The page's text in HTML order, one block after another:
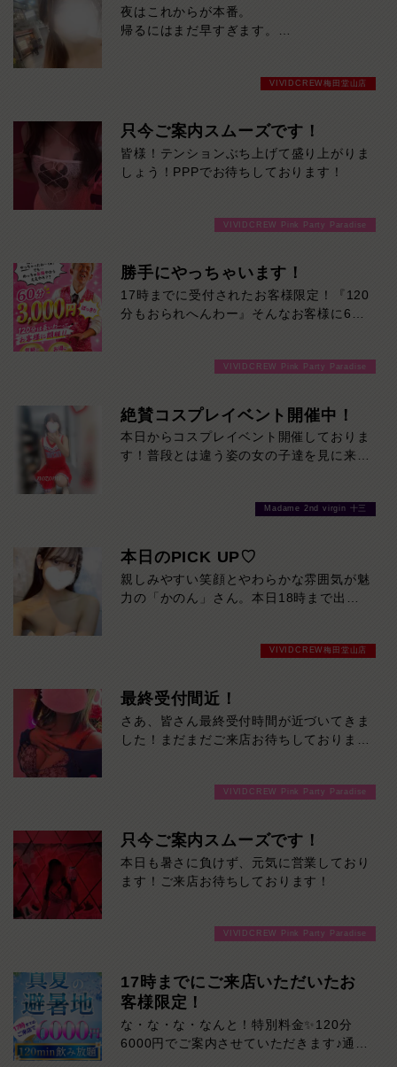
夜はこれからが本番。
帰るにはまだ早すぎます。
VIVIDCREW梅田堂山店
只今ご案内スムーズです！
皆様！テンションぶち上げて盛り上がりま
しょう！PPPでお待ちしております！
VIVIDCREW Pink Party Paradise
勝手にやっちゃいます！
17時までに受付されたお客様限定！『120
分もおられへんわー』そんなお客様に60
めるチャンス！たっぷり楽しみたい方は
分！その日の予定に合わせてお選びくださ
い！ご来店お待ちしております！
VIVIDCREW Pink Party Paradise
絶賛コスプレイベント開催中！
本日からコスプレイベント開催しておりま
す！普段とは違う姿の女の子達を見に来て
Madame 2nd virgin 十三
本日のPICK UP♡
親しみやすい笑顔とやわらかな雰囲気が魅
力の「かのん」さん。本日18時まで出勤
気になった方は、ぜひお早めに会いに来て
VIVIDCREW梅田堂山店
最終受付間近！
さあ、皆さん最終受付時間が近づいてきま
した！まだまだご来店お待ちしておりま
VIVIDCREW Pink Party Paradise
只今ご案内スムーズです！
本日も暑さに負けず、元気に営業しており
ます！ご来店お待ちしております！
VIVIDCREW Pink Party Paradise
17時までにご来店いただいたお
客様限定！
な・な・な・なんと！特別料金✨120分
6000円でご案内させていただきます♪通常